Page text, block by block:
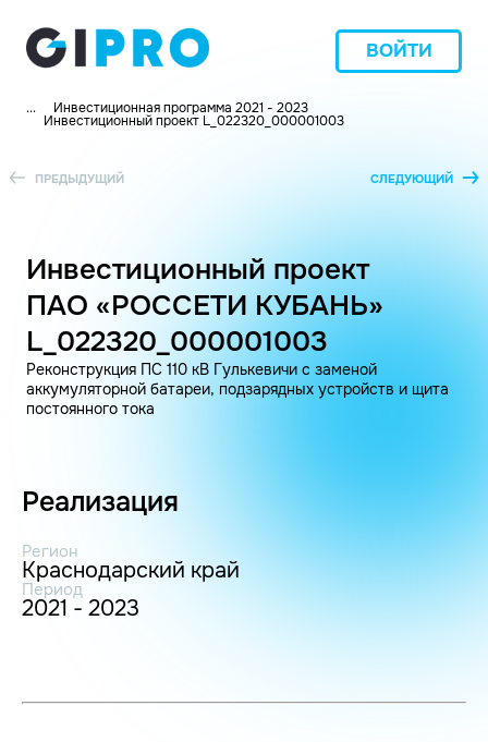
ВОЙТИ
... Инвестиционная программа 2021 - 2023
Инвестиционный проект L_022320_000001003
ПРЕДЫДУЩИЙ СЛЕДУЮЩИЙ
Инвестиционный проект
ПАО «РОССЕТИ КУБАНЬ»
L_022320_000001003
Реконструкция ПС 110 кВ Гулькевичи с заменой
аккумуляторной батареи, подзарядных устройств и щита
постоянного тока
Реализация
Регион
Краснодарский край
Период
2021 - 2023